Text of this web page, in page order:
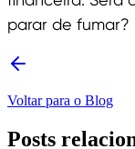
parar de fumar?
Voltar para o Blog
Posts